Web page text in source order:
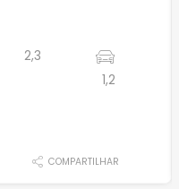
2,3
1,2
COMPARTILHAR